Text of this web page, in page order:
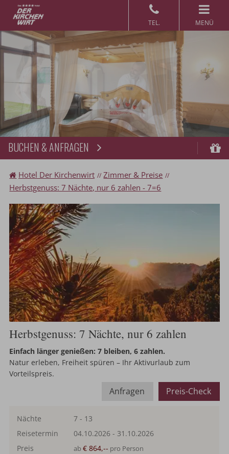
MENÜ
BUCHEN & ANFRAGEN
Hotel Der Kirchenwirt
Zimmer & Preise
Herbstgenuss: 7 Nächte, nur 6 zahlen - 7=6
Herbstgenuss: 7 Nächte, nur 6 zahlen
Einfach länger genießen: 7 bleiben, 6 zahlen.
Natur erleben, Freiheit spüren – Ihr Aktivurlaub zum
Vorteilspreis.
Preis-Check
Anfragen
Nächte
7 - 13
Reisetermin
04.10.2026 - 31.10.2026
Preis
ab€ 864,-- pro Person